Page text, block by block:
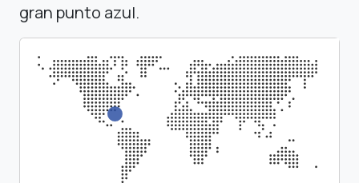
gran punto azul.